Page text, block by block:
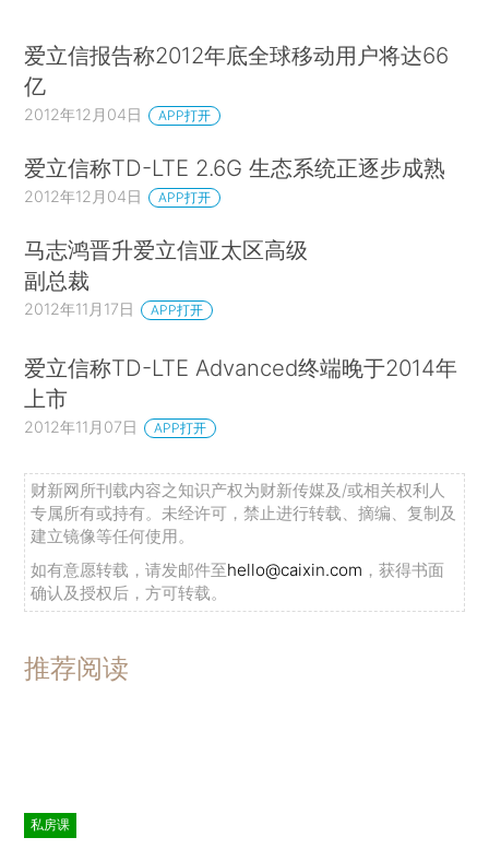
爱立信报告称2012年底全球移动用户将达66
亿
2012年12月04日 APP打开
爱立信称TD-LTE 2.6G 生态系统正逐步成熟
2012年12月04日 APP打开
马志鸿晋升爱立信亚太区高级
副总裁
2012年11月17日 APP打开
爱立信称TD-LTE Advanced终端晚于2014年
上市
2012年11月07日 APP打开
财新网所刊载内容之知识产权为财新传媒及/或相关权利人
专属所有或持有。未经许可，禁止进行转载、摘编、复制及
建立镜像等任何使用。
如有意愿转载，请发邮件至hello@caixin.com ，获得书面
确认及授权后，方可转载。
推荐阅读
私房课